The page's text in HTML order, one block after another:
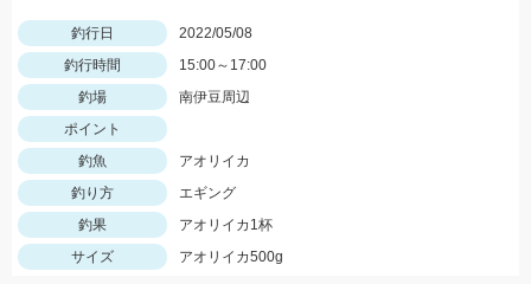
釣行日
2022/05/08
釣行時間
15:00～17:00
釣場
南伊豆周辺
ポイント
釣魚
アオリイカ
釣り方
エギング
釣果
アオリイカ1杯
サイズ
アオリイカ500g